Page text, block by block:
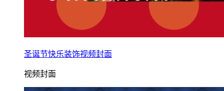
圣诞节快乐装饰视频封面
视频封面